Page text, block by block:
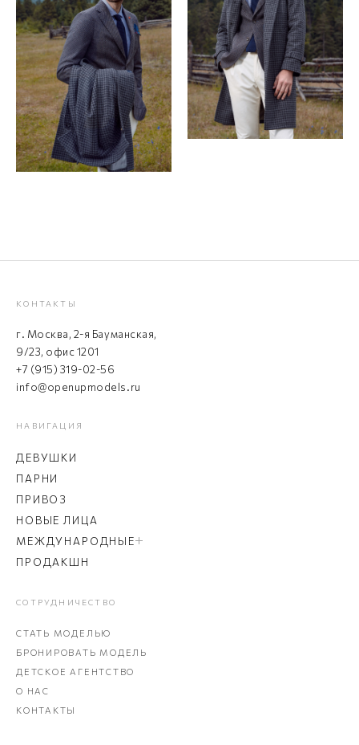
КОНТАКТЫ
г. Москва, 2-я Бауманская,
9/23, офис 1201
+7 (915) 319-02-56
info@openupmodels.ru
НАВИГАЦИЯ
ДЕВУШКИ
ПАРНИ
ПРИВОЗ
НОВЫЕ ЛИЦА
МЕЖДУНАРОДНЫЕ
ПРОДАКШН
СОТРУДНИЧЕСТВО
СТАТЬ МОДЕЛЬЮ
БРОНИРОВАТЬ МОДЕЛЬ
ДЕТСКОЕ АГЕНТСТВО
О НАС
КОНТАКТЫ